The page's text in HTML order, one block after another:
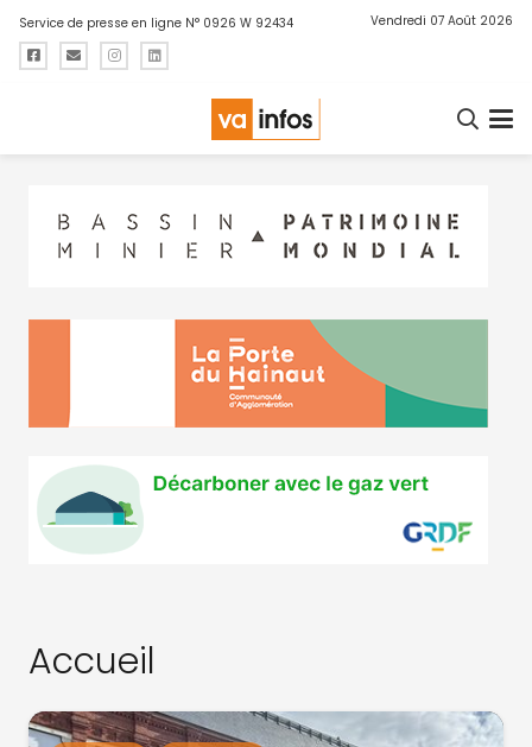
Service de presse en ligne N° 0926 W 92434 Vendredi 07 Août 2026
Accueil